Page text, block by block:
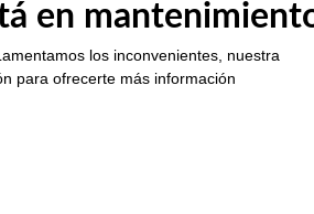
en
los inconvenientes, nuestra
para ofrecerte más información